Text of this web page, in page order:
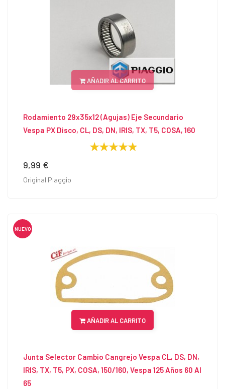
AÑADIR AL CARRITO
Rodamiento 29x35x12 (agujas) Eje Secundario
Vespa PX Disco, CL, DS, DN, IRIS, TX, T5, COSA, 160
Precio
9,99 €
Original Piaggio
NUEVO
AÑADIR AL CARRITO
Junta Selector Cambio Cangrejo Vespa CL, DS, DN,
IRIS, TX, T5, PX, COSA, 150/160, Vespa 125 Años 60 Al
65